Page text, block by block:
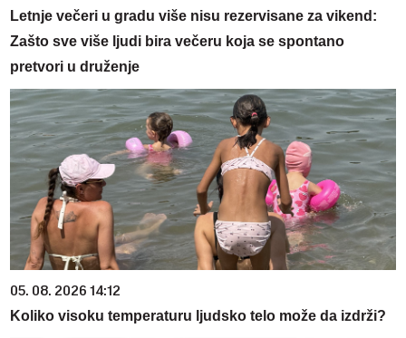
Letnje večeri u gradu više nisu rezervisane za vikend:
Zašto sve više ljudi bira večeru koja se spontano
pretvori u druženje
05. 08. 2026 14:12
Koliko visoku temperaturu ljudsko telo može da izdrži?